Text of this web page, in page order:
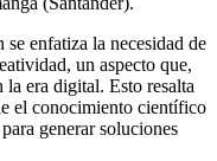
enfatiza la necesidad de
un aspecto que,
la era digital. Esto resalta
el conocimiento científico
generar soluciones